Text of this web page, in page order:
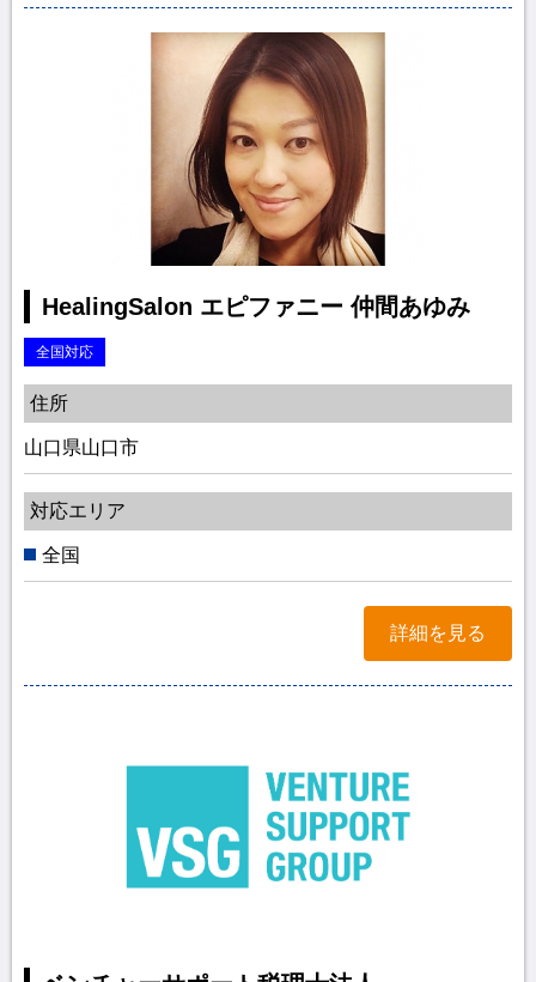
HealingSalon エピファニー 仲間あゆみ
全国対応
住所
山口県山口市
対応エリア
全国
詳細を見る